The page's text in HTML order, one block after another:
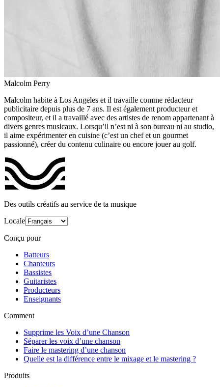
Malcolm Perry
Malcolm habite à Los Angeles et il travaille comme rédacteur
publicitaire depuis plus de 7 ans. Il est également producteur et
compositeur, et il a travaillé avec des artistes de renom appartenant à
divers genres musicaux. Lorsqu’il n’est ni à son bureau ni au studio,
il aime expérimenter en cuisine (c’est un chef et un gourmet
passionné), créer du contenu culinaire ou encore jouer au golf.
Des outils créatifs au service de ta musique
Locale
Conçu pour
Batteurs
Chanteurs
Bassistes
Guitaristes
Producteurs
Enseignants
Comment
Supprime les Voix d’une Chanson
Séparer les voix d’une chanson
Faire le mastering d’une chanson
Quelle est la différence entre le mixage et le mastering ?
Produits